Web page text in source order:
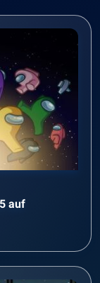
auf